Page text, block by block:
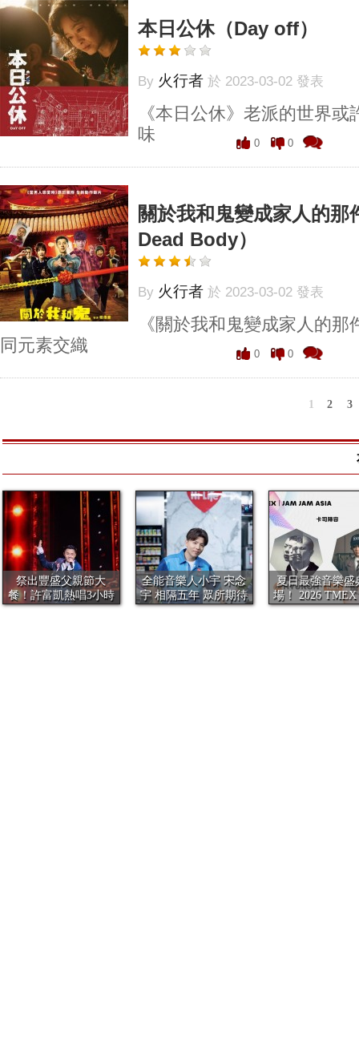
本日公休（Day off）
By 火行者 於 2023-03-02 發表
《本日公休》老派的世界
味
0 0
關於我和鬼變成家人的
Dead Body）
By 火行者 於 2023-03-02 發表
《關於我和鬼變成家人的
同元素交織
0 0
1 2 3
祭出豐盛父親節大
餐！許富凱熱唱3小時
共40首歌、...
全能音樂人小宇 宋念
宇 相隔五年 眾所期待
全新...
夏日最強音樂盛
場！ 2026 TMEX